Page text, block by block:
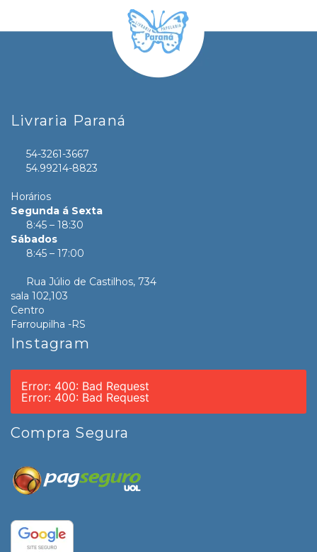
Livraria Paraná
54-3261-3667
54.99214-8823
Horários
Segunda á Sexta
8:45 – 18:30
Sábados
8:45 – 17:00
Rua Júlio de Castilhos, 734
sala 102,103
Centro
Farroupilha -RS
Instagram
Error: 400: Bad Request
Error: 400: Bad Request
Compra Segura